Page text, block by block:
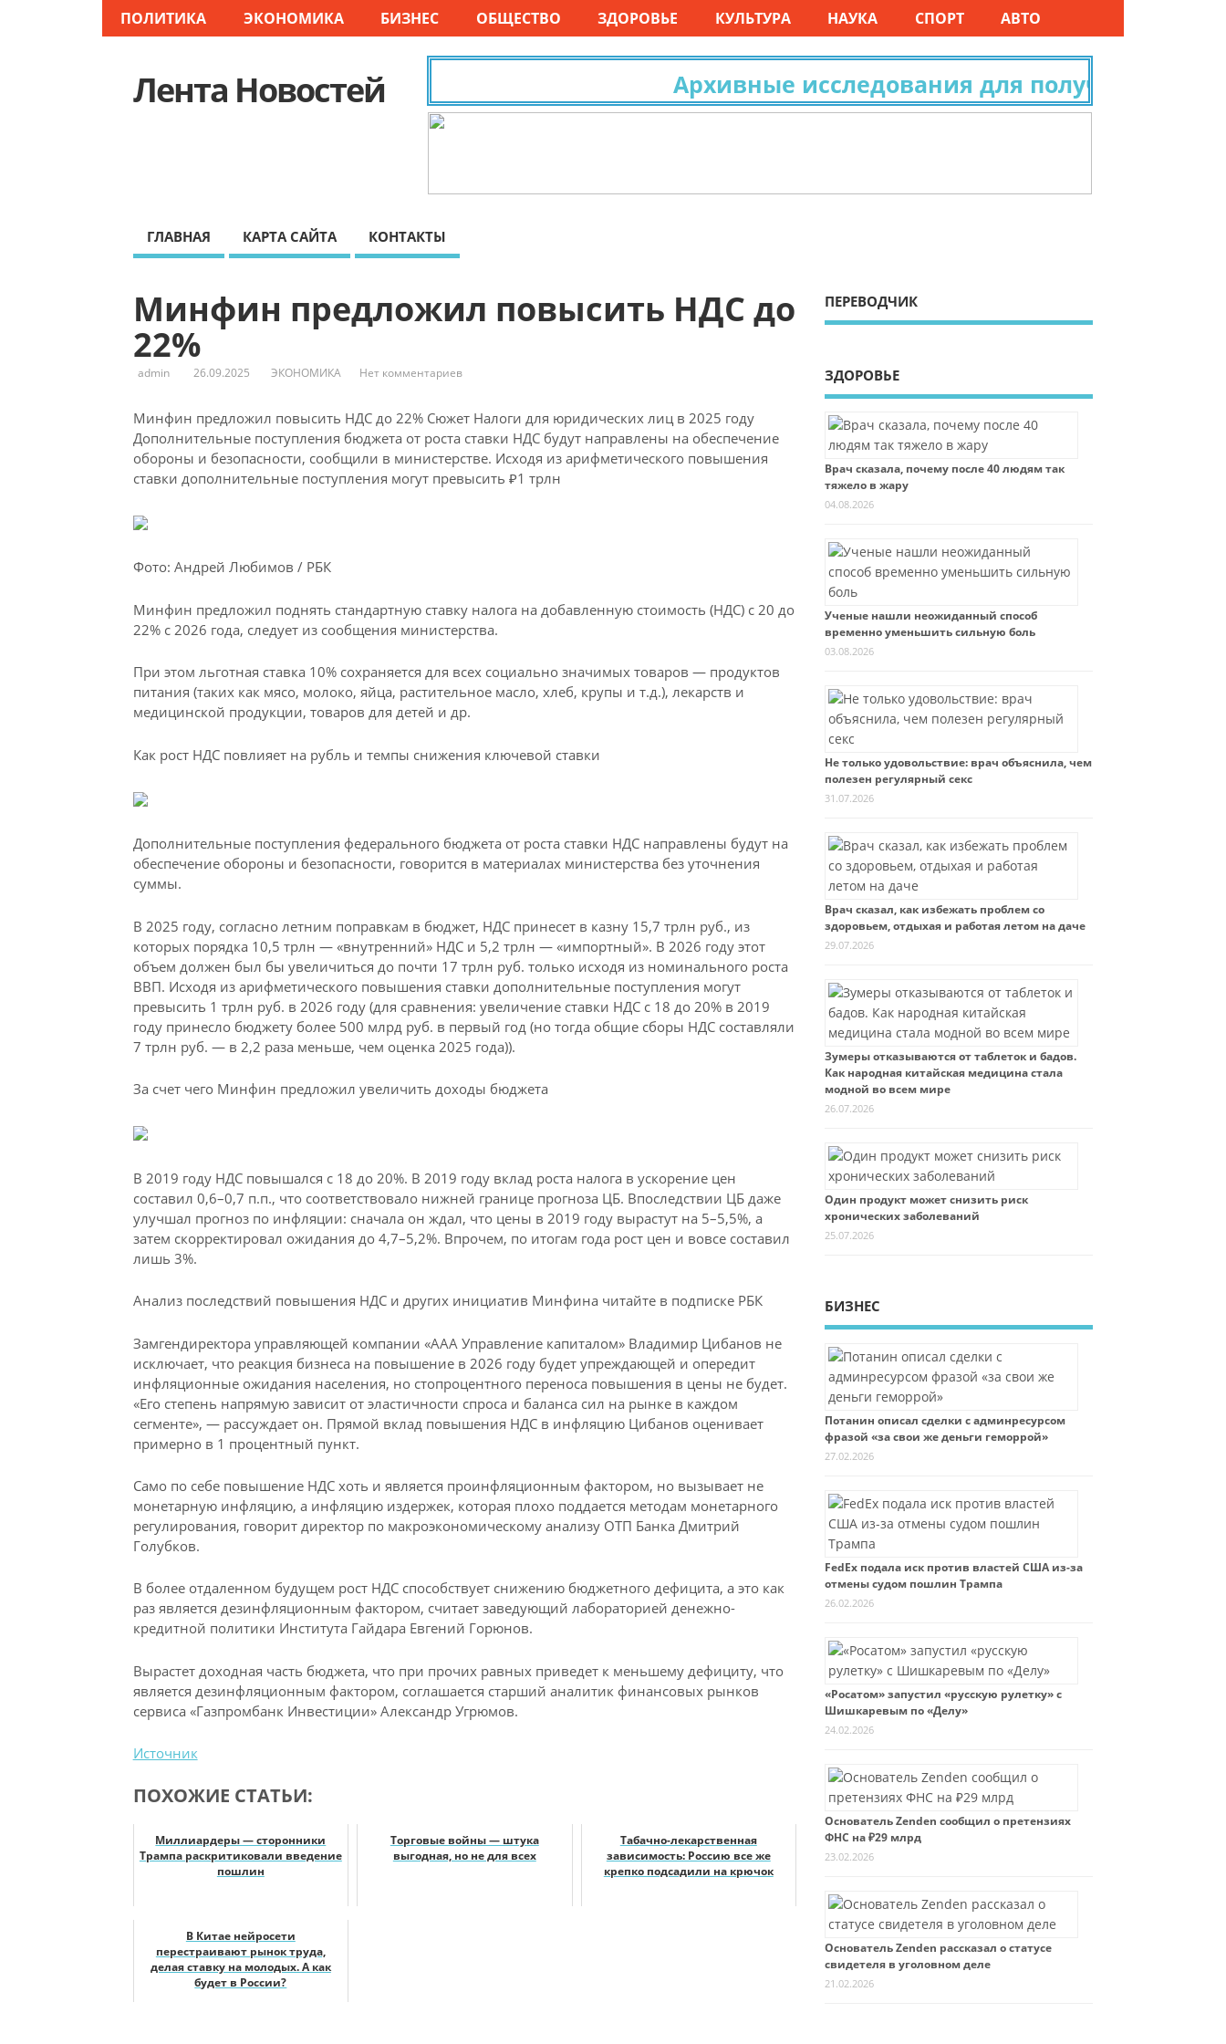
ПОЛИТИКА ЭКОНОМИКА БИЗНЕС ОБЩЕСТВО ЗДОРОВЬЕ КУЛЬТУРА НАУКА СПОРТ АВТО
Лента Новостей Архивные исследования для получения
ГЛАВНАЯ КАРТА САЙТА КОНТАКТЫ
Минфин предложил повысить НДС до
22%
admin 26.09.2025 ЭКОНОМИКА Нет комментариев
Минфин предложил повысить НДС до 22% Сюжет Налоги для юридических лиц в 2025 году
Дополнительные поступления бюджета от роста ставки НДС будут направлены на обеспечение
обороны и безопасности, сообщили в министерстве. Исходя из арифметического повышения
ставки дополнительные поступления могут превысить ₽1 трлн
Фото: Андрей Любимов / РБК
Минфин предложил поднять стандартную ставку налога на добавленную стоимость (НДС) с 20 до
22% с 2026 года, следует из сообщения министерства.
При этом льготная ставка 10% сохраняется для всех социально значимых товаров — продуктов
питания (таких как мясо, молоко, яйца, растительное масло, хлеб, крупы и т.д.), лекарств и
медицинской продукции, товаров для детей и др.
Как рост НДС повлияет на рубль и темпы снижения ключевой ставки
Дополнительные поступления федерального бюджета от роста ставки НДС направлены будут на
обеспечение обороны и безопасности, говорится в материалах министерства без уточнения
суммы.
В 2025 году, согласно летним поправкам в бюджет, НДС принесет в казну 15,7 трлн руб., из
которых порядка 10,5 трлн — «внутренний» НДС и 5,2 трлн — «импортный». В 2026 году этот
объем должен был бы увеличиться до почти 17 трлн руб. только исходя из номинального роста
ВВП. Исходя из арифметического повышения ставки дополнительные поступления могут
превысить 1 трлн руб. в 2026 году (для сравнения: увеличение ставки НДС с 18 до 20% в 2019
году принесло бюджету более 500 млрд руб. в первый год (но тогда общие сборы НДС составляли
7 трлн руб. — в 2,2 раза меньше, чем оценка 2025 года)).
За счет чего Минфин предложил увеличить доходы бюджета
В 2019 году НДС повышался с 18 до 20%. В 2019 году вклад роста налога в ускорение цен
составил 0,6–0,7 п.п., что соответствовало нижней границе прогноза ЦБ. Впоследствии ЦБ даже
улучшал прогноз по инфляции: сначала он ждал, что цены в 2019 году вырастут на 5–5,5%, а
затем скорректировал ожидания до 4,7–5,2%. Впрочем, по итогам года рост цен и вовсе составил
лишь 3%.
Анализ последствий повышения НДС и других инициатив Минфина читайте в подписке РБК
Замгендиректора управляющей компании «ААА Управление капиталом» Владимир Цибанов не
исключает, что реакция бизнеса на повышение в 2026 году будет упреждающей и опередит
инфляционные ожидания населения, но стопроцентного переноса повышения в цены не будет.
«Его степень напрямую зависит от эластичности спроса и баланса сил на рынке в каждом
сегменте», — рассуждает он. Прямой вклад повышения НДС в инфляцию Цибанов оценивает
примерно в 1 процентный пункт.
Само по себе повышение НДС хоть и является проинфляционным фактором, но вызывает не
монетарную инфляцию, а инфляцию издержек, которая плохо поддается методам монетарного
регулирования, говорит директор по макроэкономическому анализу ОТП Банка Дмитрий
Голубков.
В более отдаленном будущем рост НДС способствует снижению бюджетного дефицита, а это как
раз является дезинфляционным фактором, считает заведующий лабораторией денежно-
кредитной политики Института Гайдара Евгений Горюнов.
Вырастет доходная часть бюджета, что при прочих равных приведет к меньшему дефициту, что
является дезинфляционным фактором, соглашается старший аналитик финансовых рынков
сервиса «Газпромбанк Инвестиции» Александр Угрюмов.
Источник
ПОХОЖИЕ СТАТЬИ:
Миллиардеры — сторонники
Трампа раскритиковали введение
пошлин
Торговые войны — штука
выгодная, но не для всех
Табачно-лекарственная
зависимость: Россию все же
крепко подсадили на крючок
В Китае нейросети
перестраивают рынок труда,
делая ставку на молодых. А как
будет в России?
ПЕРЕВОДЧИК
ЗДОРОВЬЕ
Врач сказала, почему после 40 людям так
тяжело в жару
04.08.2026
Ученые нашли неожиданный способ
временно уменьшить сильную боль
03.08.2026
Не только удовольствие: врач объяснила, чем
полезен регулярный секс
31.07.2026
Врач сказал, как избежать проблем со
здоровьем, отдыхая и работая летом на даче
29.07.2026
Зумеры отказываются от таблеток и бадов.
Как народная китайская медицина стала
модной во всем мире
26.07.2026
Один продукт может снизить риск
хронических заболеваний
25.07.2026
БИЗНЕС
Потанин описал сделки с админресурсом
фразой «за свои же деньги геморрой»
27.02.2026
FedEx подала иск против властей США из-за
отмены судом пошлин Трампа
26.02.2026
«Росатом» запустил «русскую рулетку» с
Шишкаревым по «Делу»
24.02.2026
Основатель Zenden сообщил о претензиях
ФНС на ₽29 млрд
23.02.2026
Основатель Zenden рассказал о статусе
свидетеля в уголовном деле
21.02.2026